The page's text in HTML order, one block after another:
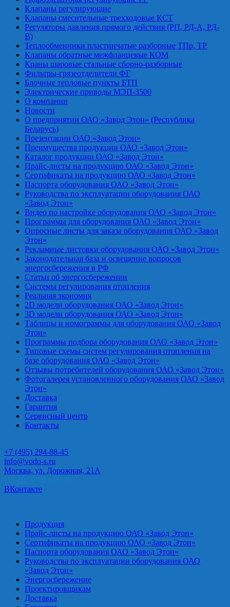
Клапаны регулирующие
Клапаны смесительные трехходовые КСТ
Регуляторы давления прямого действия (РП, РД-А, РД-
В)
Теплообменники пластинчатые разборные ТПр, ТР
Клапаны обратные межфланцевые КОМ
Краны шаровые стальные сборно-разборные
Фильтры-грязеотделители ФГ
Блочные тепловые пункты БТП
Электрические приводы МЭП-3500
О компании
Новости
О предприятии ОАО «Завод Этон» (Республика
Беларусь)
Презентации ОАО «Завод Этон»
Преимущества продукции ОАО «Завод Этон»
Каталог продукции ОАО «Завод Этон»
Прайс-листы на продукцию ОАО «Завод Этон»
Сертификаты на продукцию ОАО «Завод Этон»
Паспорта оборудования ОАО «Завод Этон»
Руководства по эксплуатации оборудования ОАО
«Завод Этон»
Видео по настройке оборудования ОАО «Завод Этон»
Программы для оборудования ОАО «Завод Этон»
Опросные листы для заказа оборудования ОАО «Завод
Этон»
Рекламные листовки оборудования ОАО «Завод Этон»
Законодательная база и освещение вопросов
энергосбережения в РФ
Статьи об энергосбережении
Системы регулирования отопления
Реальная экономия
2D модели оборудования ОАО «Завод Этон»
3D модели оборудования ОАО «Завод Этон»
Таблицы и номограммы для оборудования ОАО «Завод
Этон»
Программы подбора оборудования ОАО «Завод Этон»
Типовые схемы систем регулирования отопления на
базе оборудования ОАО «Завод Этон»
Отзывы потребителей оборудования ОАО «Завод Этон»
Фотогалерея установленного оборудования ОАО «Завод
Этон»
Доставка
Гарантия
Сервисный центр
Контакты
+7 (495) 294-88-45
info@vodo-s.ru
Москва, ул. Дорожная, 21А
ВКонтакте
Продукция
Прайс-листы на продукцию ОАО «Завод Этон»
Сертификаты на продукцию ОАО «Завод Этон»
Паспорта оборудования ОАО «Завод Этон»
Руководства по эксплуатации оборудования ОАО
«Завод Этон»
Энергосбережение
Проектировщикам
Доставка